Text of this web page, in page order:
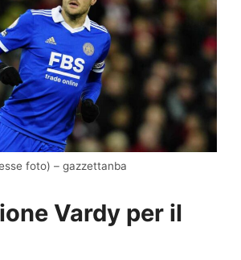
foto) – gazzettanba
Vardy per il